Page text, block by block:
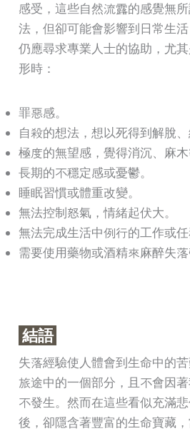
感受，這些自然流露的感覺無
法，但卻可能會影響到日常生
仍應尋求專業人士的協助，尤
形時：
罪惡感。
自殺的想法，想以死得到解脫、
極度的無望感，覺得消沉、麻木
長期的不穩定感或憂鬱。
睡眠習慣或體重改變。
無法控制怒氣，情緒起伏大。
無法完成生活中例行的工作或任
需要使用藥物或酒精來麻醉失落
結語
失落經驗使人體會到生命中的
旅途中的一個部分，且不會因
不發生。然而在這些看似充滿
後，卻隱含著豐富的生命寶藏